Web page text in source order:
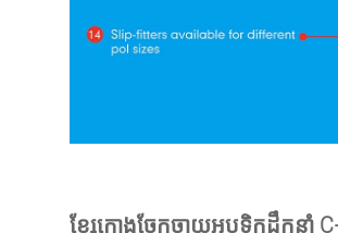
ខ្សែកោងចែកចាយអុបទិកដឹកនាំ